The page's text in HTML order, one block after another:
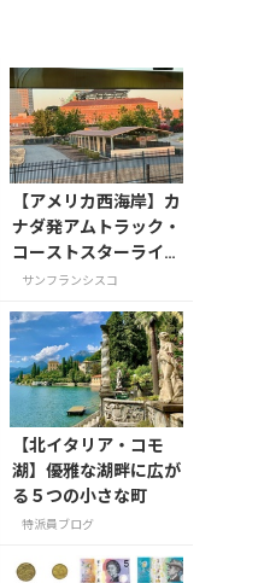
【アメリカ西海岸】カ
ナダ発アムトラック・
コーストスターライト
の旅（後編）
サンフランシスコ
【北イタリア・コモ
湖】優雅な湖畔に広が
る５つの小さな町
特派員ブログ